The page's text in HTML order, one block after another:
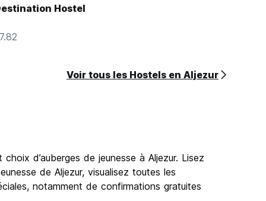
Hostel
Voir tous les Hostels en Aljezur
d’auberges de jeunesse à Aljezur. Lisez
de Aljezur, visualisez toutes les
notamment de confirmations gratuites